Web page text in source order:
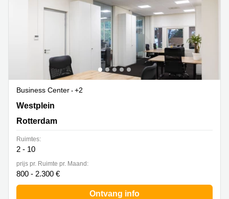
Business Center
+2
Westplein 12, Rotterdam
Westplein
Rotterdam
Ruimtes:
2 - 10
prijs pr. Ruimte pr. Maand:
800 - 2.300 €
Ontvang info